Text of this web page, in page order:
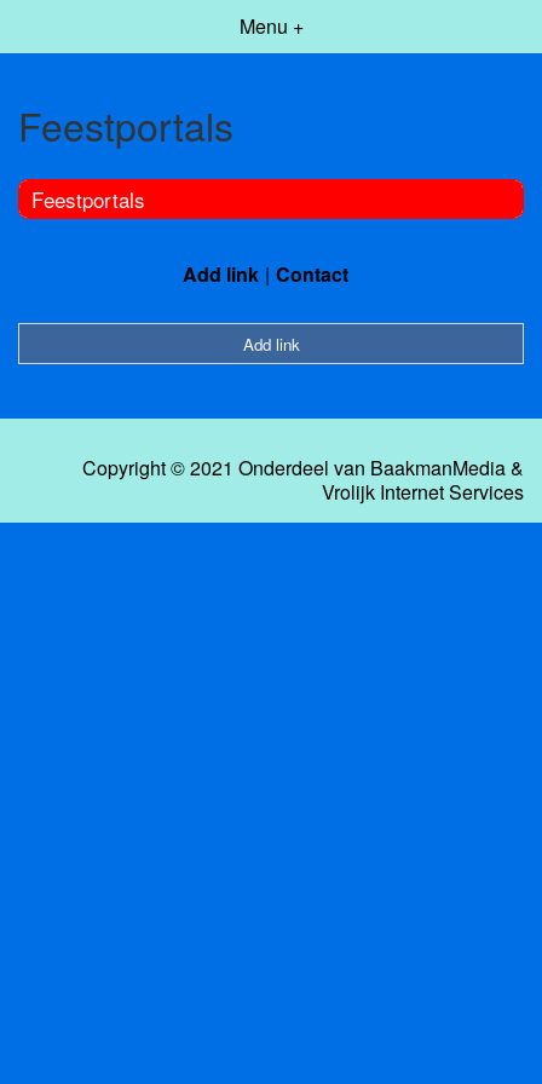
Menu +
Feestportals
Feestportals
Add link Contact
Add link
Copyright © 2021 Onderdeel van BaakmanMedia&
Vrolijk Internet Services